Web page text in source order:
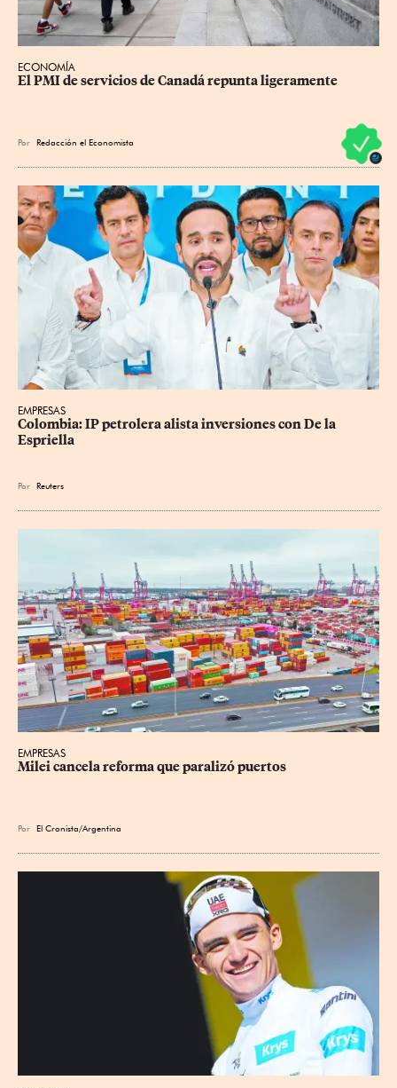
ECONOMÍA
El PMI de servicios de Canadá repunta ligeramente
Por Redacción el Economista
EMPRESAS
Colombia: IP petrolera alista inversiones con De la
Espriella
Por Reuters
EMPRESAS
Milei cancela reforma que paralizó puertos
Por El Cronista/Argentina